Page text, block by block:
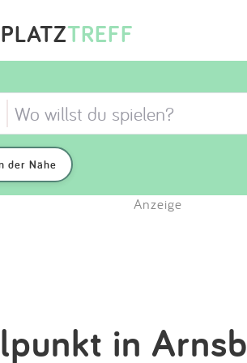
TREFF
der Nähe
Anzeige
in